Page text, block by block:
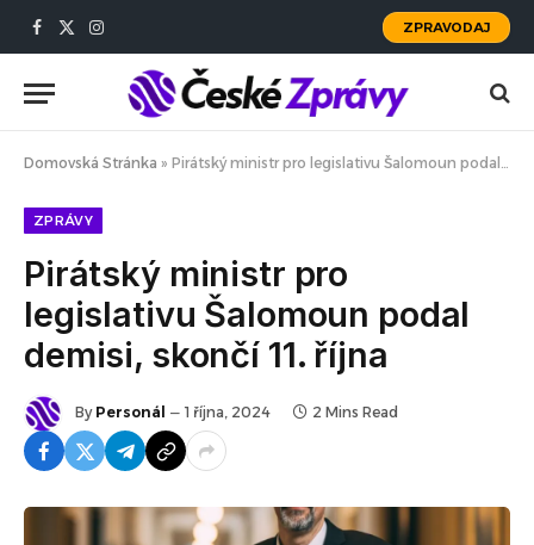
Facebook
X
Instagram
ZPRAVODAJ
Domovská Stránka » Pirátský ministr pro legislativu Šalomoun podal demisi, skončí 11. října
ZPRÁVY
Pirátský ministr pro
legislativu Šalomoun podal
demisi, skončí 11. října
By Personál 1 října, 2024 2 Mins Read